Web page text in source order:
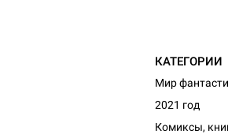
КАТЕГОРИИ
Мир
2021 год
Комиксы,